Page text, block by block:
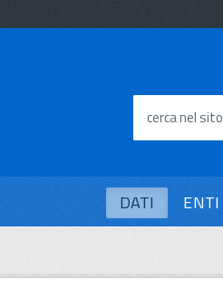
cerca nel sito
DATI ENTI